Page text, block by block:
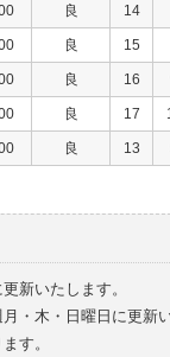
良 14
良 15
良 16
良 17
良 13
新いたします。
・木・日曜日に更新い
す。